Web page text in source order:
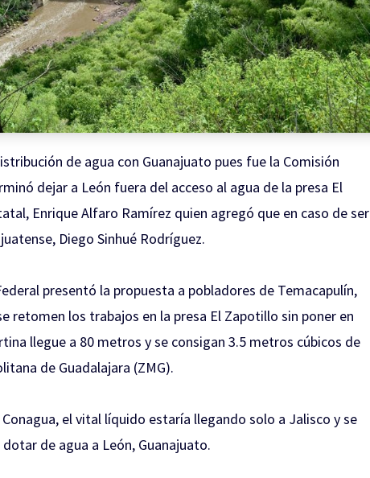
de agua con Guanajuato pues fue la Comisión
dejar a León fuera del acceso al agua de la presa El
Enrique Alfaro Ramírez quien agregó que en caso de ser
Diego Sinhué Rodríguez.
presentó la propuesta a pobladores de Temacapulín,
retomen los trabajos en la presa El Zapotillo sin poner en
llegue a 80 metros y se consigan 3.5 metros cúbicos de
de Guadalajara (ZMG).
el vital líquido estaría llegando solo a Jalisco y se
de agua a León, Guanajuato.